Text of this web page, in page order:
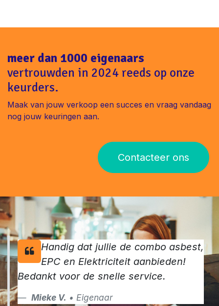
meer dan 1000 eigenaars
vertrouwden in 2024 reeds op onze
keurders.
Maak van jouw verkoop een succes en vraag vandaag
nog jouw keuringen aan.
Contacteer ons
Handig dat jullie de combo asbest,
EPC en Elektriciteit aanbieden!
Bedankt voor de snelle service.
Mieke V. • Eigenaar